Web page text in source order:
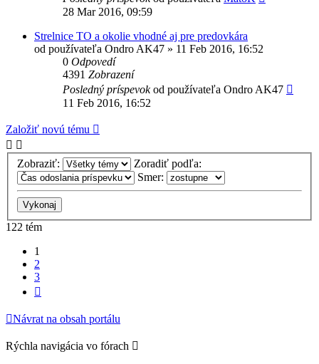
28 Mar 2016, 09:59
Strelnice TO a okolie vhodné aj pre predovkára
od používateľa Ondro AK47 » 11 Feb 2016, 16:52
0 Odpovedí
4391 Zobrazení
Posledný príspevokod používateľa Ondro AK47
11 Feb 2016, 16:52
Založiť novú tému
Zobraziť:
Zoradiť podľa:
Smer:
122 tém
1
2
3
Návrat na obsah portálu
Rýchla navigácia vo fórach